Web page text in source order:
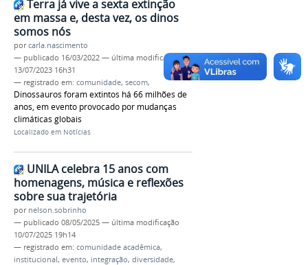
Terra já vive a sexta extinção
em massa e, desta vez, os dinos
somos nós
porcarla.nascimento
— publicado 16/03/2022 — última modificação
13/07/2023 16h31
— registrado em: comunidade, secom,
Dinossauros foram extintos há 66 milhões de
anos, em evento provocado por mudanças
climáticas globais
Localizado em Notícias
UNILA celebra 15 anos com
homenagens, música e reflexões
sobre sua trajetória
por nelson.sobrinho
— publicado 08/05/2025 — última modificação
10/07/2025 19h14
— registrado em: comunidade acadêmica,
institucional, evento, integração, diversidade,